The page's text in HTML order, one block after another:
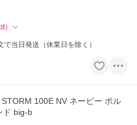
）
で当日発送（休業日を除く）
100E NV ネービー ポル
トガルブランド big-b